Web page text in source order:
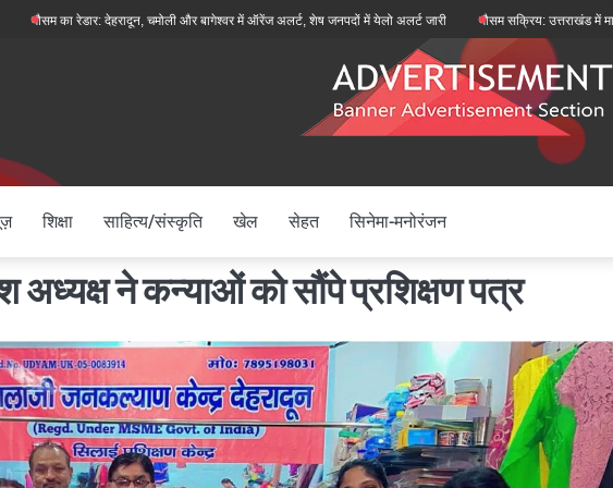
का रेडार: देहरादून, चमोली और बागेश्वर में ऑरेंज अलर्ट, शेष जनपदों में येलो अलर्ट जारी मौसम सक्रिय: उत्तराखंड में मानसून
शिक्षा साहित्य/संस्कृति खेल सेहत सिनेमा-मनोरंजन
अध्यक्ष ने कन्याओं को सौंपे प्रशिक्षण पत्र